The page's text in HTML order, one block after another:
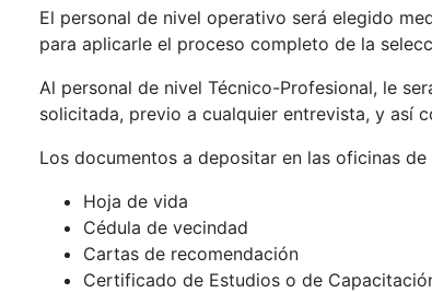
El personal de nivel operativo será elegido
para aplicarle el proceso completo de la
Al personal de nivel Técnico-Profesional, le
solicitada, previo a cualquier entrevista, y así
Los documentos a depositar en las oficinas
Hoja de vida
Cédula de vecindad
Cartas de recomendación
Certificado de Estudios o de